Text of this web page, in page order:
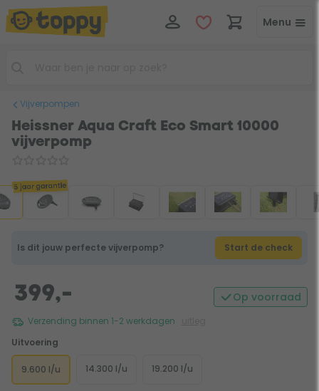
Menu
Vijverpompen
Heissner Aqua Craft Eco Smart 10000
vijverpomp
5 jaar garantie
Is dit jouw perfecte vijverpomp? Start de check
399,- Op voorraad
Verzending binnen 1-2 werkdagen
Uitvoering
9.600 l/u 14.300 l/u 19.200 l/u